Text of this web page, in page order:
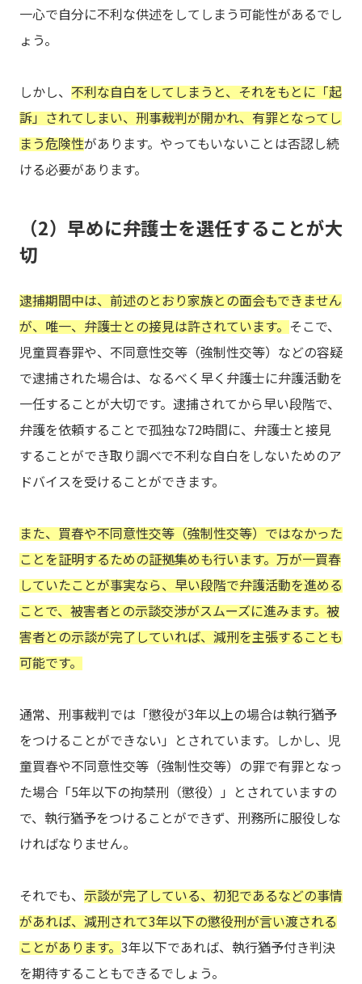
一心で自分に不利な供述をしてしまう可能性があるでし
ょう。
しかし、 不利な自白をしてしまうと、それをもとに「起
訴」されてしまい、刑事裁判が開かれ、有罪となってし
まう危険性があります。やってもいないことは否認し続
ける必要があります。
（2）早めに弁護士を選任することが大
切
逮捕期間中は、前述のとおり家族との面会もできません
が、唯一、弁護士との接見は許されています。そこで、
児童買春罪や、不同意性交等（強制性交等）などの容疑
で逮捕された場合は、なるべく早く弁護士に弁護活動を
一任することが大切です。逮捕されてから早い段階で、
弁護を依頼することで孤独な72時間に、弁護士と接見
することができ取り調べで不利な自白をしないためのア
ドバイスを受けることができます。
また、買春や不同意性交等（強制性交等）ではなかった
ことを証明するための証拠集めも行います。万が一買春
していたことが事実なら、早い段階で弁護活動を進める
ことで、被害者との示談交渉がスムーズに進みます。被
害者との示談が完了していれば、減刑を主張することも
可能です。
通常、刑事裁判では「懲役が3年以上の場合は執行猶予
をつけることができない」とされています。しかし、児
童買春や不同意性交等（強制性交等）の罪で有罪となっ
た場合「5年以下の拘禁刑（懲役）」とされていますの
で、執行猶予をつけることができず、刑務所に服役しな
ければなりません。
それでも、 示談が完了している、初犯であるなどの事情
があれば、減刑されて3年以下の懲役刑が言い渡される
ことがあります。3年以下であれば、執行猶予付き判決
を期待することもできるでしょう。